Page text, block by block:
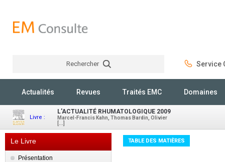
Rechercher Service
Actualités Revues Traités EMC Domaines
Livre :
L'ACTUALITÉ RHUMATOLOGIQUE 2009
Marcel-Francis Kahn, Thomas Bardin, Olivier
Le Livre
Présentation
TABLE DES MATIÈRES